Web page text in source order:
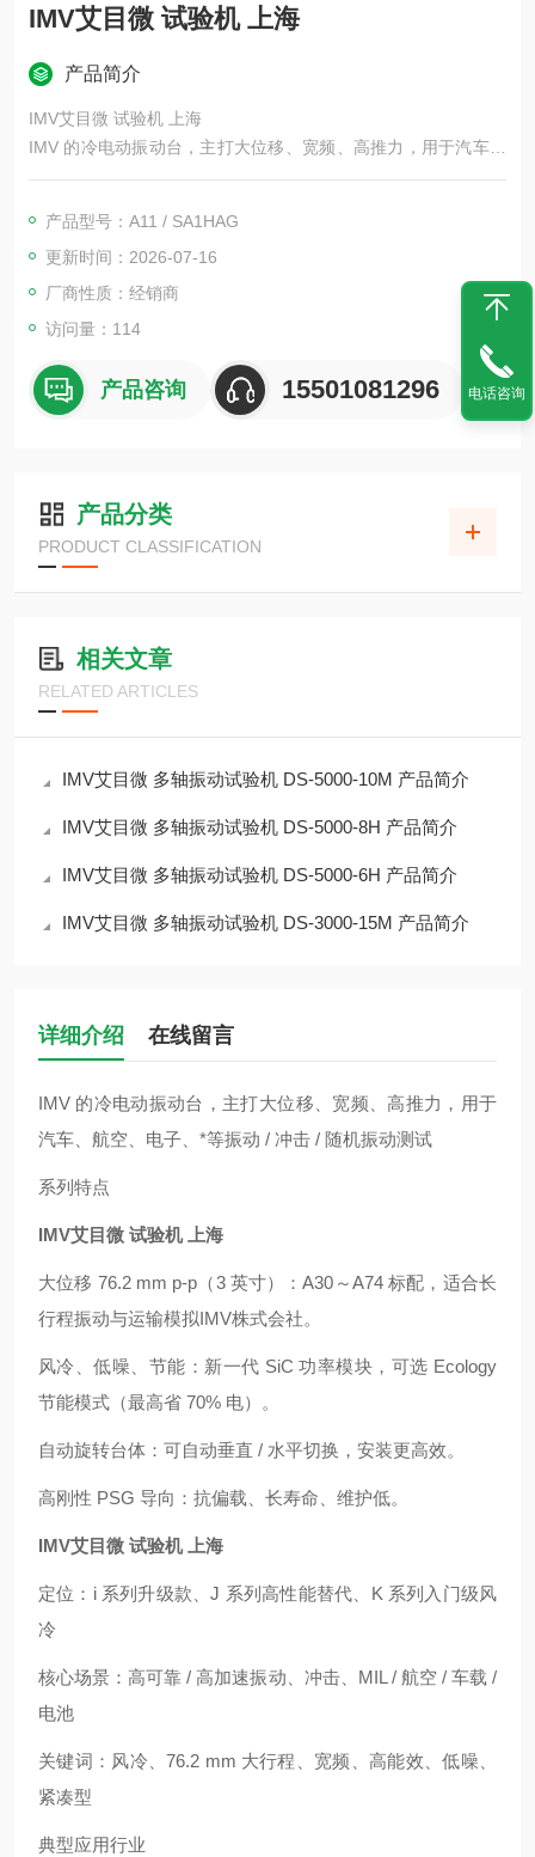
IMV艾目微 试验机 上海
产品简介
IMV艾目微 试验机 上海
IMV 的冷电动振动台，主打大位移、宽频、高推力，用于汽车、
航空、电子、*等振动 / 冲击 / 随机振动测试
产品型号：A11 / SA1HAG
更新时间：2026-07-16
厂商性质：经销商
访问量：114
产品咨询 15501081296
产品分类
PRODUCT CLASSIFICATION
相关文章
RELATED ARTICLES
IMV艾目微 多轴振动试验机 DS-5000-10M 产品简介
IMV艾目微 多轴振动试验机 DS-5000-8H 产品简介
IMV艾目微 多轴振动试验机 DS-5000-6H 产品简介
IMV艾目微 多轴振动试验机 DS-3000-15M 产品简介
详细介绍 在线留言
IMV 的冷电动振动台，主打大位移、宽频、高推力，用于
汽车、航空、电子、*等振动 / 冲击 / 随机振动测试
系列特点
IMV艾目微 试验机 上海
大位移 76.2 mm p-p（3 英寸）：A30～A74 标配，适合长
行程振动与运输模拟IMV株式会社。
风冷、低噪、节能：新一代 SiC 功率模块，可选 Ecology
节能模式（最高省 70% 电）。
自动旋转台体：可自动垂直 / 水平切换，安装更高效。
高刚性 PSG 导向：抗偏载、长寿命、维护低。
IMV艾目微 试验机 上海
定位：i 系列升级款、J 系列高性能替代、K 系列入门级风
冷
核心场景：高可靠 / 高加速振动、冲击、MIL / 航空 / 车载 /
电池
关键词：风冷、76.2 mm 大行程、宽频、高能效、低噪、
紧凑型
典型应用行业
电话咨询